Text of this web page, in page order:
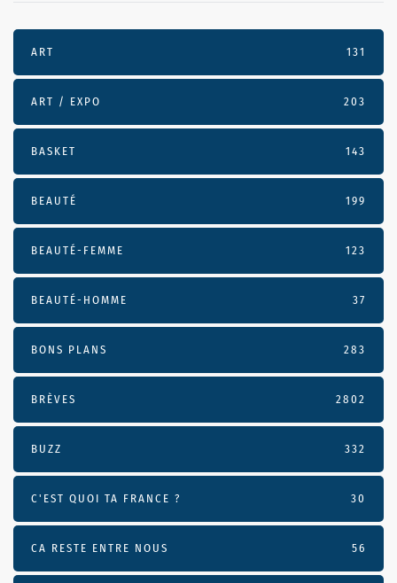
ART 131
ART / EXPO 203
BASKET 143
BEAUTÉ 199
BEAUTÉ-FEMME 123
BEAUTÉ-HOMME 37
BONS PLANS 283
BRÈVES 2802
BUZZ 332
C'EST QUOI TA FRANCE ? 30
CA RESTE ENTRE NOUS 56